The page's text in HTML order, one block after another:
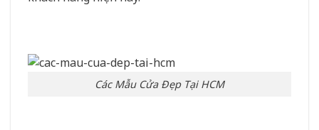
Các Mẫu Cửa Đẹp Tại HCM